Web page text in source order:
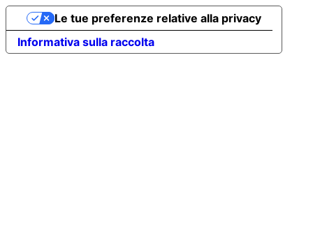
Informativa sulla raccolta
Le tue preferenze relative alla privacy